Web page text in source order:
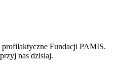
profilaktyczne Fundacji PAMIS.
nas dzisiaj.